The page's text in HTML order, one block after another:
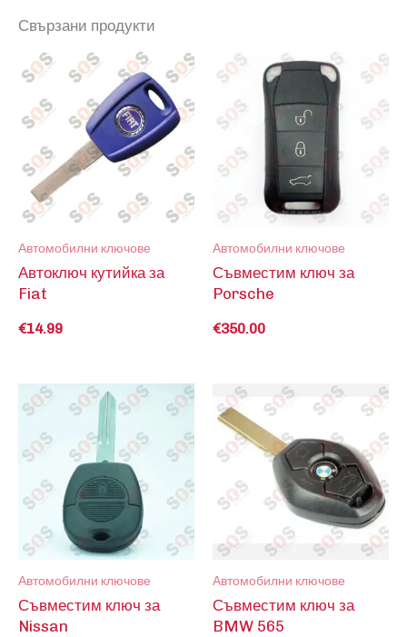
Свързани продукти
Автомобилни ключове
Автоключ кутийка за
Fiat
€14.99
Автомобилни ключове
Съвместим ключ за
Porsche
€350.00
Автомобилни ключове
Съвместим ключ за
Nissan
Автомобилни ключове
Съвместим ключ за
BMW 565